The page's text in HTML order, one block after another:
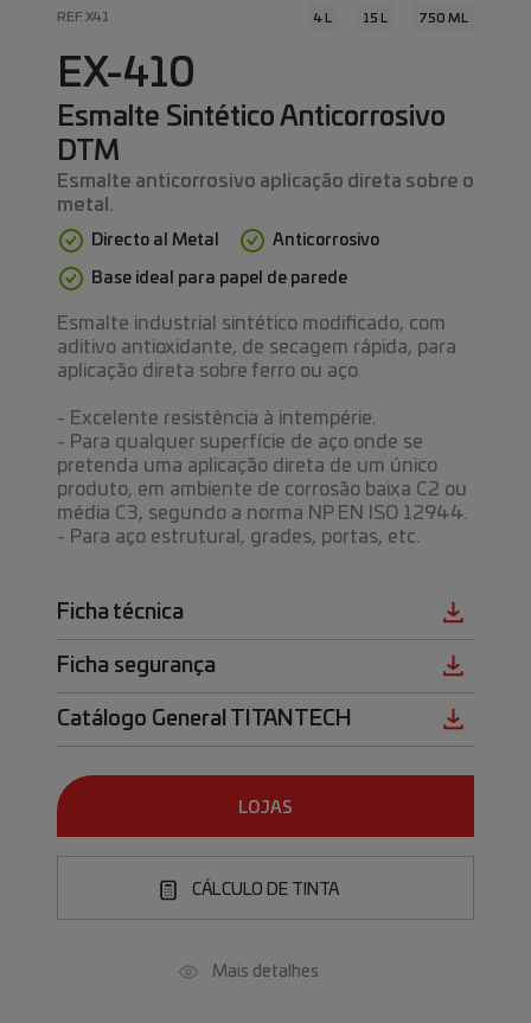
REF. X41 4 L 15 L 750 ML
EX-410
Esmalte Sintético Anticorrosivo
DTM
Esmalte anticorrosivo aplicação direta sobre o
metal.
Directo al Metal Anticorrosivo
Base ideal para papel de parede
Esmalte industrial sintético modificado, com
aditivo antioxidante, de secagem rápida, para
aplicação direta sobre ferro ou aço.
- Excelente resistência à intempérie.
- Para qualquer superfície de aço onde se
pretenda uma aplicação direta de um único
produto, em ambiente de corrosão baixa C2 ou
média C3, segundo a norma NP EN ISO 12944.
- Para aço estrutural, grades, portas, etc.
Ficha técnica
Ficha segurança
Catálogo General TITANTECH
LOJAS
CÁLCULO DE TINTA
Mais detalhes